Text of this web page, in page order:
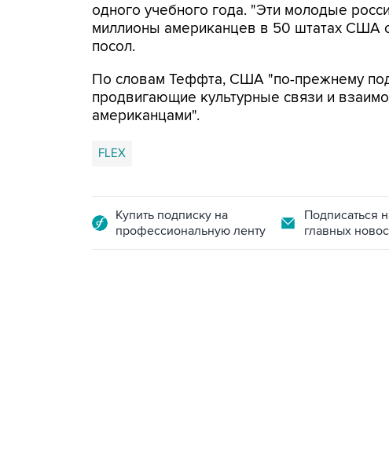
одного учебного года. "Эти молодые
миллионы американцев в 50 штатах США
посол.
По словам Теффта, США "по-прежнему
продвигающие культурные связи и
американцами".
FLEX
Купить подписку на
профессиональную ленту
Подписаться
главных